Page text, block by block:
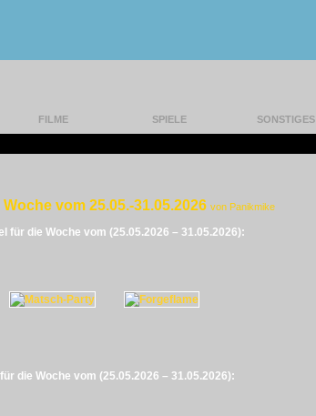
FILME SPIELE SONSTIGES
Woche vom 25.05.-31.05.2026 von Panikmike
für die Woche vom (25.05.2026 – 31.05.2026):
die Woche vom (25.05.2026 – 31.05.2026):